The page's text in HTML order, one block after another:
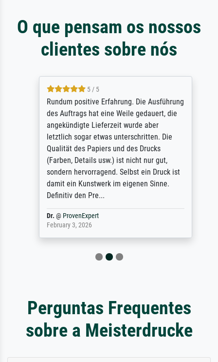
O que pensam os nossos
clientes sobre nós
5 / 5
Rundum positive Erfahrung. Die Ausführung
des Auftrags hat eine Weile gedauert, die
angekündigte Lieferzeit wurde aber
letztlich sogar etwas unterschritten. Die
Qualität des Papiers und des Drucks
(Farben, Details usw.) ist nicht nur gut,
sondern hervorragend. Selbst ein Druck ist
damit ein Kunstwerk im eigenen Sinne.
Definitiv den Pre...
Dr.@ProvenExpert
February 3, 2026
Perguntas Frequentes
sobre a Meisterdrucke